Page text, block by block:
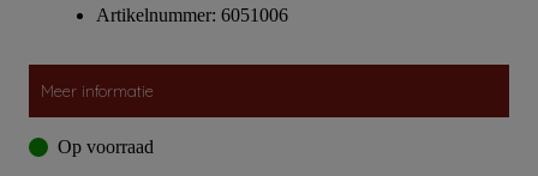
Artikelnummer: 6051006
Meer informatie
Op voorraad